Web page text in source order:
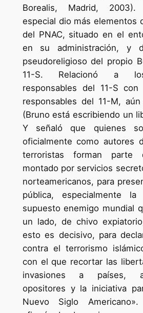
Borealis, Madrid,
especial dio más elementos
del PNAC, situado en el
en su administración, y
pseudoreligioso del propio
11-S. Relacionó a
responsables del 11-S con
responsables del 11-M,
(Bruno está escribiendo un
Y señaló que quienes
oficialmente como autores
terroristas forman parte
montado por servicios
norteamericanos, para
pública, especialmente la
supuesto enemigo mundial
un lado, de chivo
esto es decisivo, para
contra el terrorismo
con el que recortar las
invasiones a países,
opositores y la iniciativa
Nuevo Siglo